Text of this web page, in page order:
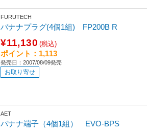
FURUTECH
バナナプラグ(4個1組) FP200B R
¥11,130 (税込)
ポイント：1,113
発売日：2007/08/09発売
お取り寄せ
AET
バナナ端子（4個1組） EVO-BPS